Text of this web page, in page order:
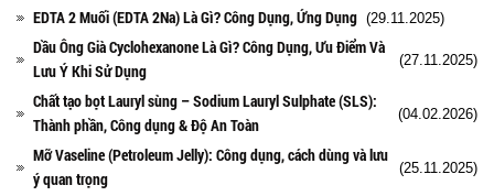
EDTA 2 Muối (EDTA 2Na) Là Gì? Công Dụng, Ứng Dụng (29.11.2025)
Dầu Ông Già Cyclohexanone Là Gì? Công Dụng, Ưu Điểm Và
Lưu Ý Khi Sử Dụng
(27.11.2025)
Chất tạo bọt Lauryl sùng – Sodium Lauryl Sulphate (SLS):
Thành phần, Công dụng & Độ An Toàn
(04.02.2026)
Mỡ Vaseline (Petroleum Jelly): Công dụng, cách dùng và lưu
ý quan trọng
(25.11.2025)